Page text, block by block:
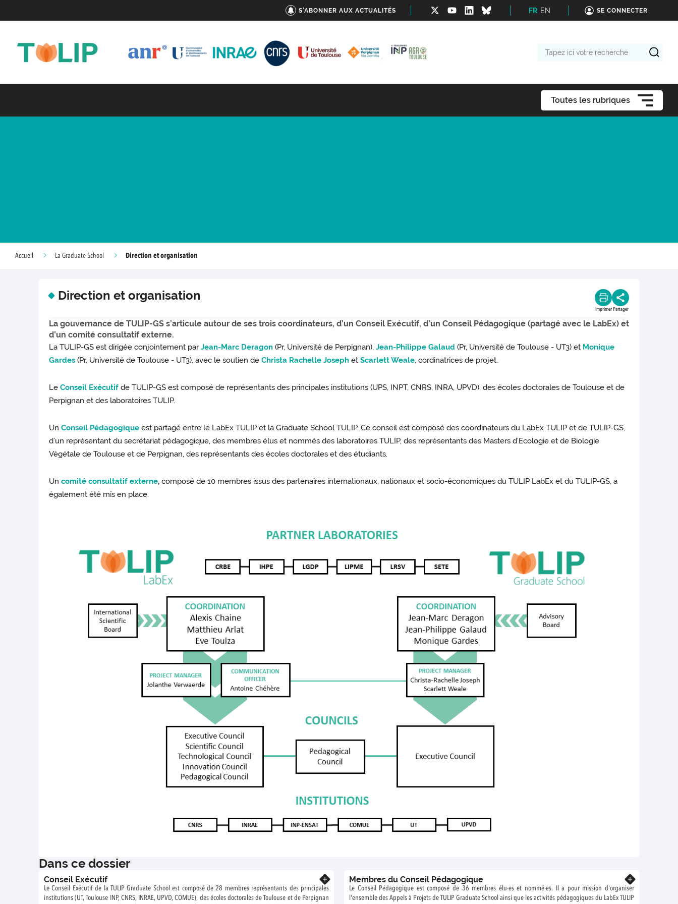
S'ABONNER AUX ACTUALITÉS FR EN SE CONNECTER
Toutes les rubriques
Accueil La Graduate School Direction et organisation
Direction et organisation
Imprimer Partager
La gouvernance de TULIP-GS s’articule autour de ses trois coordinateurs, d’un Conseil Exécutif, d’un Conseil Pédagogique (partagé avec le LabEx) et
d’un comité consultatif externe.
La TULIP-GS est dirigée conjointement parJean-Marc Deragon (Pr, Université de Perpignan),Jean-Philippe Galaud (Pr, Université de Toulouse - UT3) et Monique
Gardes (Pr, Université de Toulouse - UT3), avec le soutien deChrista Rachelle Joseph etScarlett Weale, cordinatrices de projet.
LeConseil Exécutif de TULIP-GS est composé de représentants des principales institutions (UPS, INPT, CNRS, INRA, UPVD), des écoles doctorales de Toulouse et de
Perpignan et des laboratoires TULIP.
UnConseil Pédagogique est partagé entre le LabEx TULIP et la Graduate School TULIP. Ce conseil est composé des coordinateurs du LabEx TULIP et de TULIP-GS,
d’un représentant du secrétariat pédagogique, des membres élus et nommés des laboratoires TULIP, des représentants des Masters d’Ecologie et de Biologie
Végétale de Toulouse et de Perpignan, des représentants des écoles doctorales et des étudiants.
Uncomité consultatif externe, composé de 10 membres issus des partenaires internationaux, nationaux et socio-économiques du TULIP LabEx et du TULIP-GS, a
également été mis en place.
Dans ce dossier
Conseil Exécutif
Le Conseil Exécutif de la TULIP Graduate School est composé de 28 membres représentants des principales
institutions (UT, Toulouse INP, CNRS, INRAE, UPVD, COMUE), des écoles doctorales de Toulouse et de Perpignan
Membres du Conseil Pédagogique
Le Conseil Pédagogique est composé de 36 membres élu·es et nommé·es. Il a pour mission d'organiser
l'ensemble des Appels à Projets de TULIP Graduate School ainsi que les activités pédagogiques du LabEx TULIP